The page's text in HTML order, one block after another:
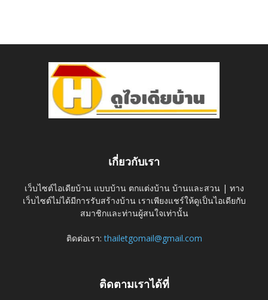
เกี่ยวกับเรา
เว็บไซต์ไอเดียบ้าน แบบบ้าน ตกแต่งบ้าน บ้านและสวน | ทาง
เว็บไซต์ไม่ได้มีการรับสร้างบ้าน เราเพียงแชร์ให้ดูเป็นไอเดียกับ
สมาชิกและท่านผู้สนใจเท่านั้น
ติดต่อเรา:thailetgomail@gmail.com
ติดตามเราได้ที่